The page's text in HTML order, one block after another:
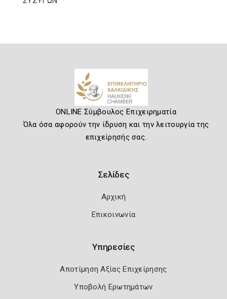
ONLINE Σύμβουλος Επιχειρηματία
Όλα όσα αφορούν την ίδρυση και την λειτουργία της
επιχείρησής σας.
Σελίδες
Αρχική
Επικοινωνία
Υπηρεσίες
Αποτίμηση Αξίας Επιχείρησης
Υποβολή Ερωτημάτων